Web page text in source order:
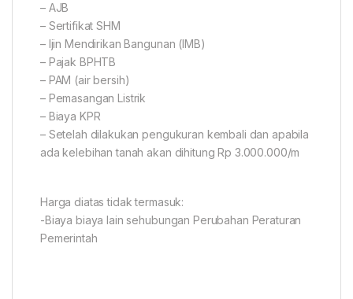
– AJB
– Sertifikat SHM
– Ijin Mendirikan Bangunan (IMB)
– Pajak BPHTB
– PAM (air bersih)
– Pemasangan Listrik
– Biaya KPR
– Setelah dilakukan pengukuran kembali dan apabila
ada kelebihan tanah akan dihitung Rp 3.000.000/m
Harga diatas tidak termasuk:
-Biaya biaya lain sehubungan Perubahan Peraturan
Pemerintah